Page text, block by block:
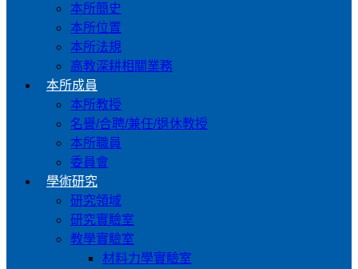
本所簡史
本所位置
本所法規
高教深耕相關業務
本所成員
本所教授
名譽/合聘/兼任/退休教授
本所職員
委員會
學術研究
研究領域
研究實驗室
教學實驗室
材料力學實驗室